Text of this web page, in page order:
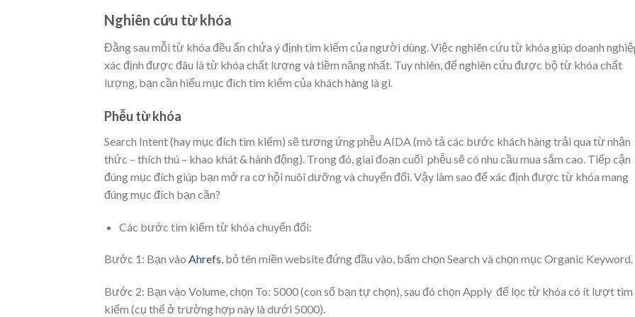
Nghiên cứu từ khóa
Đằng sau mỗi từ khóa đều ẩn chứa ý định tìm kiếm của người dùng. Việc nghiên cứu từ khóa giúp doanh
xác định được đâu là từ khóa chất lượng và tiềm năng nhất. Tuy nhiên, để nghiên cứu được bộ từ khóa chất
lượng, bạn cần hiểu mục đích tìm kiếm của khách hàng là gì.
Phễu từ khóa
Search Intent (hay mục đích tìm kiếm) sẽ tương ứng phễu AIDA (mô tả các bước khách hàng trải qua từ nhận
thức – thích thú – khao khát & hành động). Trong đó, giai đoạn cuối phễu sẽ có nhu cầu mua sắm cao. Tiếp cận
đúng mục đích giúp bạn mở ra cơ hội nuôi dưỡng và chuyển đổi. Vậy làm sao để xác định được từ khóa mang
đúng mục đích bạn cần?
Các bước tìm kiếm từ khóa chuyển đổi:
Bước 1: Bạn vào Ahrefs, bỏ tên miền website đứng đầu vào, bấm chọn Search và chọn mục Organic Keyword.
Bước 2: Bạn vào Volume, chọn To: 5000 (con số bạn tự chọn), sau đó chọn Apply để lọc từ khóa có ít lượt tìm
kiếm (cụ thể ở trường hợp này là dưới 5000).